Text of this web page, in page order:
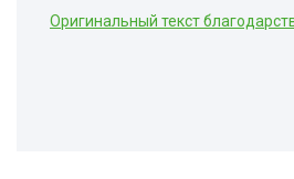
Оригинальный текст